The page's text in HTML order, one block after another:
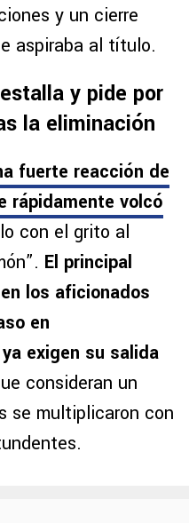
y un cierre
aspiraba al título.
y pide por
la eliminación
fuerte reacción de
rápidamente volcó
con el grito al
El principal
los aficionados
en
exigen su salida
consideran un
se multiplicaron con